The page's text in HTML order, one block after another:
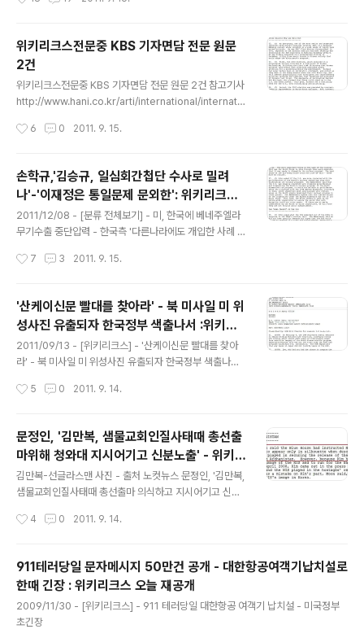
- [분류 전체보기] - 김승연회장, '람보별장' 불법매입 유죄
스] - 미, 통일부 국장 2명 각각 별도접촉 남북적십자회담
설명들어 : 위키리크스 한국전문 2011/09/19 - [분류 전
체보기] - YS 손자, 연세대 국위선양자전형 수시합격 - 연
대 정외과설 2011/09/20 - [분류 전체보기] - 헉!! '이학
수빌딩' L&B타워 주인은 1990년 설립된 다성양행 - 21
정보원을 삭제한 위..
위키리크스전문중 KBS 기자면담 전문 원문
2건
위키리크스전문중 KBS 기자면담 전문 원문 2건 참고기사
http://www.hani.co.kr/arti/international/internatio
6 0 2011. 9. 15.
손학규,'김승규, 일심회간첩단 수사로 밀려
나'-'이재정은 통일문제 문외한': 위키리크스
한국전문
2011/12/08 - [분류 전체보기] - 미, 한국에 베네주엘라
무기수출 중단압력 - 한국측 '다른나라에도 개입한 사례 있
보기] - 허중일 누구게? - 현재 홍콩서 펀드운영 확인 : 미
사일시험발사일정 꼬박꼬박 미국통보 - 김성용 현대사가
당시 주무 : 위키리크스 한국전문 2011/09/14 - [분류 전
체보기] - 인터넷쓰나미-KBS 미주 비디오판매수입 3년만
에 반토막 : 미 법무부제출 보고서 2011/09/14 - [분류 전
체보기] - 항공관제센터 1시간 장애-다행히 큰 혼란없어 :
리크스] - 손학규,'..
7 3 2011. 9. 15.
'산케이신문 빨대를 찾아라' - 북 미사일 미 위
성사진 유출되자 한국정부 색출나서 :위키리
크스 한국전문
2011/09/13 - [위키리크스] - '산케이신문 빨대를 찾아
라' - 북 미사일 미 위성사진 유출되자 한국정부 색출나서 :
정인, '김만복, 샘물교회인질사태때 총선출마위해 청와대
3 - [분류 전체보기] - 한국관광공사 미주지사 지출보고안
해 - 일부는 관광판촉비가 지출의 30% 불과 : 미 법무부
보고서[원문파일] 지난 2009년 2월 북한 대포동미사일의
이동을 촬영한 위성사진이 일본언론등으로 유촐되자 미국
정부가 한국정부에 강력항의했으며 한국정부는 정보유출
년 2월 하순으로 예정됐던 힐러리 클린턴 국무장관의 방한
5 0 2011. 9. 14.
문정인, '김만복, 샘물교회인질사태때 총선출
마위해 청와대 지시어기고 신분노출' - 위키리
크스 한국전문
김만복-선글라스맨 사진 - 출처 노컷뉴스 문정인, '김만복,
샘물교회인질사태때 총선출마 의식하고 지시어기고 신분
대사 면담 - '김만복국정원장, 청와대 지시어기고 총선출마
라 어업권 문제로 생각' - ' 'CVID' 어렵고 미북 직접대화-
미북 군사대화 필요' 2011/09/13 - [위키리크스] - '산케
이신문 빨대를 찾아라' - 북 미사일 미 위성사진 유출되자
한국정부 색출나서 :위키리크스 한국전문 2011/09/13 -
[분류 전체보기] - 문정인, '김만복, 샘물교회인질사태때 총
4 0 2011. 9. 14.
911테러당일 문자메시지 50만건 공개 - 대한항공여객기납치설로
한때 긴장 : 위키리크스 오늘 재공개
2009/11/30 - [위키리크스] - 911 테러당일 대한항공 여객기 납치설 - 미국정부
초긴장